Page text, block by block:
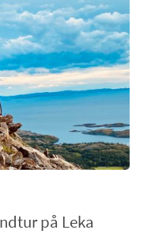
på Leka